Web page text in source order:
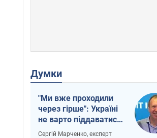
Думки
"Ми вже проходили
через гірше": Україні
не варто піддаватися
зневірі через
Сергій Марченко, експерт